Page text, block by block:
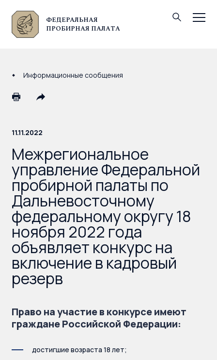
ФЕДЕРАЛЬНАЯ
ПРОБИРНАЯ ПАЛАТА
© Федеральная пробирная палата, 2026
Информационные сообщения
11.11.2022
Межрегиональное
управление Федеральной
пробирной палаты по
Дальневосточному
федеральному округу 18
ноября 2022 года
объявляет конкурс на
включение в кадровый
резерв
Право на участие в конкурсе имеют
граждане Российской Федерации:
достигшие возраста 18 лет;